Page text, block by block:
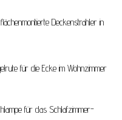
Deckenstrahler in
für die Ecke im Wohnzimmer
für das Schlafzimmer-